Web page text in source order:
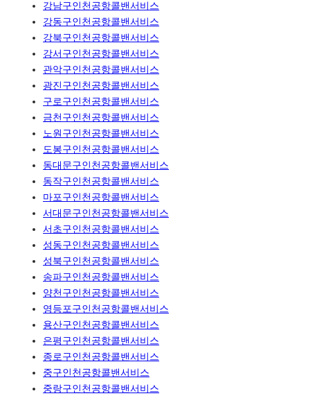
강남구인천공항콜밴서비스
강동구인천공항콜밴서비스
강북구인천공항콜밴서비스
강서구인천공항콜밴서비스
관악구인천공항콜밴서비스
광진구인천공항콜밴서비스
구로구인천공항콜밴서비스
금천구인천공항콜밴서비스
노원구인천공항콜밴서비스
도봉구인천공항콜밴서비스
동대문구인천공항콜밴서비스
동작구인천공항콜밴서비스
마포구인천공항콜밴서비스
서대문구인천공항콜밴서비스
서초구인천공항콜밴서비스
성동구인천공항콜밴서비스
성북구인천공항콜밴서비스
송파구인천공항콜밴서비스
양천구인천공항콜밴서비스
영등포구인천공항콜밴서비스
용산구인천공항콜밴서비스
은평구인천공항콜밴서비스
종로구인천공항콜밴서비스
중구인천공항콜밴서비스
중랑구인천공항콜밴서비스